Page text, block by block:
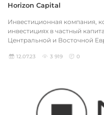
Horizon Capital
Инвестиционная компания,
инвестициях в частный
Центральной и Восточной
12.07.23 3 919 0